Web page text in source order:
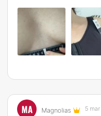
MA Magnolias 5